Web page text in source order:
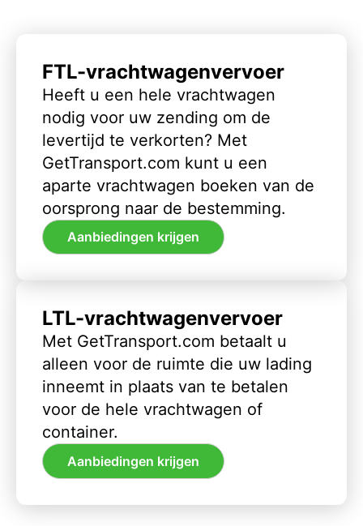
FTL-vrachtwagenvervoer
Heeft u een hele vrachtwagen
nodig voor uw zending om de
levertijd te verkorten? Met
GetTransport.com kunt u een
aparte vrachtwagen boeken van de
oorsprong naar de bestemming.
Aanbiedingen krijgen
LTL-vrachtwagenvervoer
Met GetTransport.com betaalt u
alleen voor de ruimte die uw lading
inneemt in plaats van te betalen
voor de hele vrachtwagen of
container.
Aanbiedingen krijgen